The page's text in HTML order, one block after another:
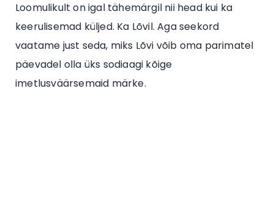
Loomulikult on igal tähemärgil nii head kui ka
keerulisemad küljed. Ka Lõvil. Aga seekord
vaatame just seda, miks Lõvi võib oma parimatel
päevadel olla üks sodiaagi kõige
imetlusväärsemaid märke.